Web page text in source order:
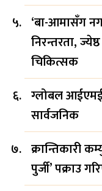
‘बा-आमासँग
निरन्तरता,
चिकित्सक
ग्लोबल
सार्वजनिक
क्रान्तिकारी
पुर्जी’ पक्राउ